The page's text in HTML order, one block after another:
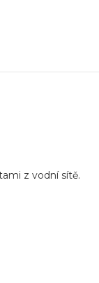
z vodní sítě.